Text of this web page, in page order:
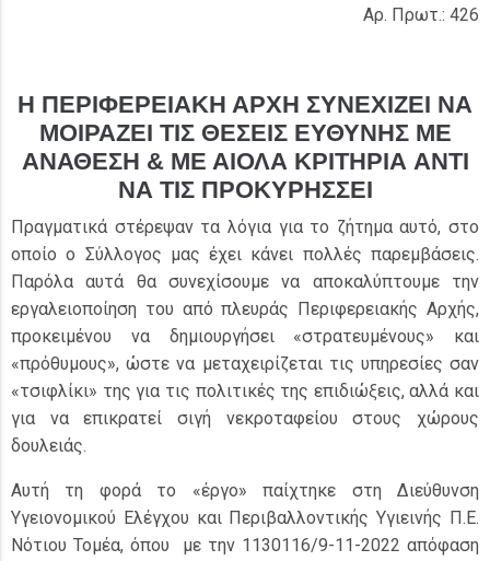
Αρ. Πρωτ.: 426
Η ΠΕΡΙΦΕΡΕΙΑΚΗ ΑΡΧΗ ΣΥΝΕΧΙΖΕΙ ΝΑ
ΜΟΙΡΑΖΕΙ ΤΙΣ ΘΕΣΕΙΣ ΕΥΘΥΝΗΣ ΜΕ
ΑΝΑΘΕΣΗ & ΜΕ ΑΙΟΛΑ ΚΡΙΤΗΡΙΑ ΑΝΤΙ
ΝΑ ΤΙΣ ΠΡΟΚΥΡΗΣΣΕΙ
Πραγματικά στέρεψαν τα λόγια για το ζήτημα αυτό, στο
οποίο ο Σύλλογος μας έχει κάνει πολλές παρεμβάσεις.
Παρόλα αυτά θα συνεχίσουμε να αποκαλύπτουμε την
εργαλειοποίηση του από πλευράς Περιφερειακής Αρχής,
προκειμένου να δημιουργήσει «στρατευμένους» και
«πρόθυμους», ώστε να μεταχειρίζεται τις υπηρεσίες σαν
«τσιφλίκι» της για τις πολιτικές της επιδιώξεις, αλλά και
για να επικρατεί σιγή νεκροταφείου στους χώρους
δουλειάς.
Αυτή τη φορά το «έργο» παίχτηκε στη Διεύθυνση
Υγειονομικού Ελέγχου και Περιβαλλοντικής Υγιεινής Π.Ε.
Νότιου Τομέα, όπου με την 1130116/9-11-2022 απόφαση